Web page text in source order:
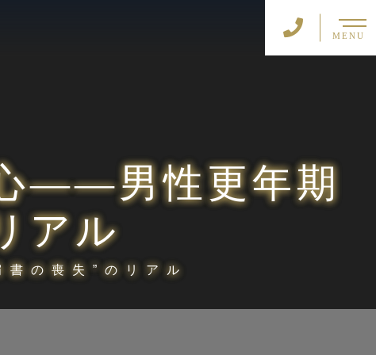
MENU
――男性更年期
アル
の喪失”のリアル